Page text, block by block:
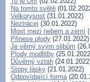
Na tomto světě
Velkorysost (31.01.2022)
Neztrácej (30.01.2022)
Most mezi nebem a zemí
Přinese plody (27.01.2022)
Je věrný svým slibům
Plody modlitby
Důvěrný vztah
Stopy lásky (21.01.2022)
Odpovídající forma